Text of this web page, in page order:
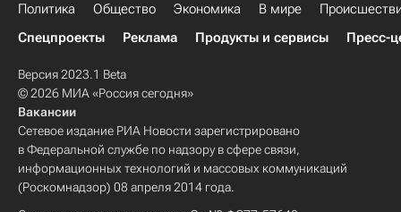
Политика Общество Экономика В мире
Спецпроекты
Реклама Продукты и сервисы Пресс-
Версия 2023.1 Beta
© 2026 МИА «Россия сегодня»
Вакансии
Сетевое издание РИА Новости зарегистрировано
в Федеральной службе по надзору в сфере связи,
информационных технологий и массовых коммуникаций
(Роскомнадзор) 08 апреля 2014 года.